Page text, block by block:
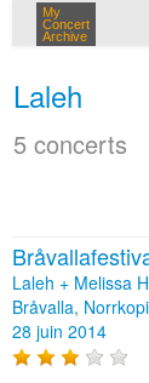
My
Concert
Archive
Laleh
5 concerts
Laleh + Melissa
Bråvalla,
28 juin 2014